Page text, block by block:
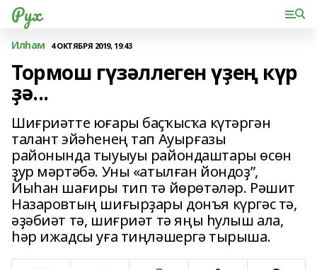
Рух
Илһам 4 ОКТЯБРЯ 2019, 19:43
Тормош гүзәллеген үҙең күр
ҙә...
Шиғриәтте юғары баҫҡысҡа күтәргән
талант эйәһенең тап Ауырғазы
районында тыуыуы райондаштары өсөн
ҙур мәртәбә. Уны «атылған йондоҙ”,
Йыһан шағиры тип тә йөрөтәләр. Рәшит
Назаровтың шиғырҙары донъя күргәс тә,
әҙәбиәт тә, шиғриәт тә яңы һулыш ала,
һәр ижадсы уға тиңләшергә тырыша.